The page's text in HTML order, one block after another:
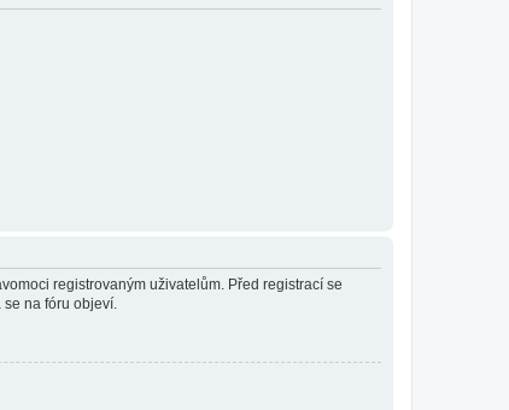
registrovaným uživatelům. Před registrací se
na fóru objeví.